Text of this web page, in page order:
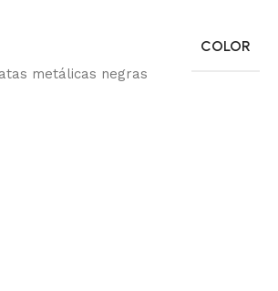
metálicas negras
COLOR